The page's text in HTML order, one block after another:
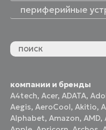
периферийные
компании и бренды
A4tech,Acer,ADATA,
Aegis,AeroCool,Akitio,
Alphabet,Amazon,AMD,